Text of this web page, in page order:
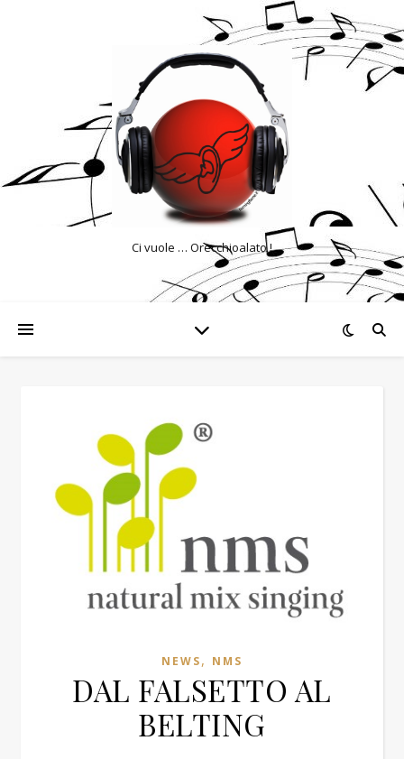
Ci vuole … Orecchioalato !
NEWS, NMS
DAL FALSETTO AL
BELTING